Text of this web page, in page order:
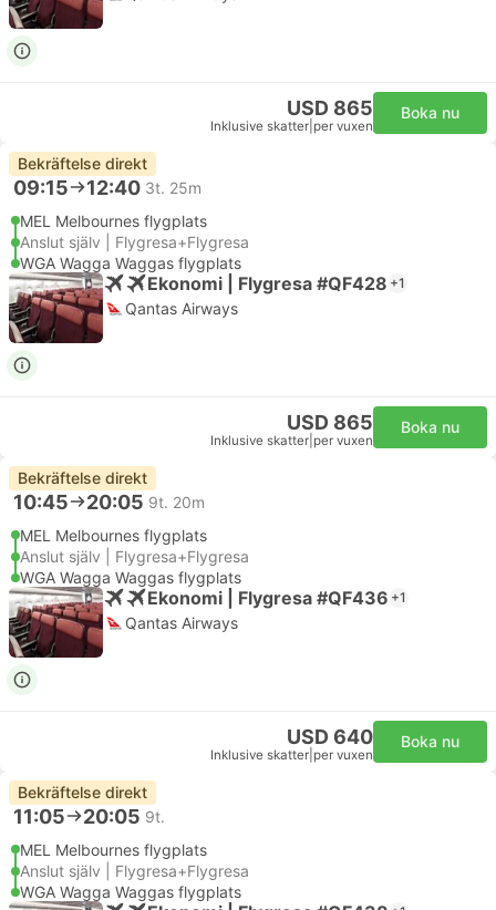
USD 865
Inklusive skatter per vuxen
Boka nu
Bekräftelse direkt
09:15 12:40 3t. 25m
MEL Melbournes flygplats
Anslut själv | Flygresa+Flygresa
WGA Wagga Waggas flygplats
Ekonomi | Flygresa #QF428 +1
Qantas Airways
USD 865
Inklusive skatter per vuxen
Boka nu
Bekräftelse direkt
10:45 20:05 9t. 20m
MEL Melbournes flygplats
Anslut själv | Flygresa+Flygresa
WGA Wagga Waggas flygplats
Ekonomi | Flygresa #QF436 +1
Qantas Airways
USD 640
Inklusive skatter per vuxen
Boka nu
Bekräftelse direkt
11:05 20:05 9t.
MEL Melbournes flygplats
Anslut själv | Flygresa+Flygresa
WGA Wagga Waggas flygplats